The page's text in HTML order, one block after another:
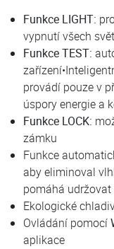
Funkce LIGHT:
vypnutí všech
Funkce TEST:
provádí pouze v
úspory energie a
Funkce LOCK:
zámku
Funkce
aby eliminoval
pomáhá
Ekologické
Ovládání pomocí
aplikace